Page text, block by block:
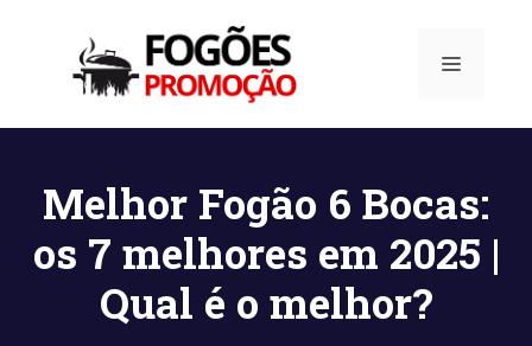
Menu
Melhor Fogão 6 Bocas:
os 7 melhores em 2025 |
Qual é o melhor?